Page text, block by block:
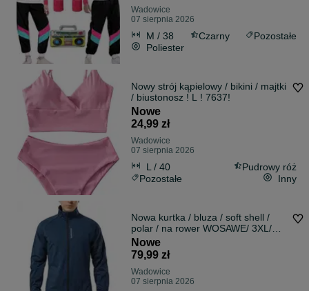
Wadowice
07 sierpnia 2026
M / 38 Czarny
Pozostałe
Poliester
Nowy strój kąpielowy / bikini / majtki
/ biustonosz ! L ! 7637!
Nowe
24,99 zł
Wadowice
07 sierpnia 2026
L / 40
Pudrowy róż
Pozostałe
Inny
Nowa kurtka / bluza / soft shell /
polar / na rower WOSAWE/ 3XL/
3178!
Nowe
79,99 zł
Wadowice
07 sierpnia 2026